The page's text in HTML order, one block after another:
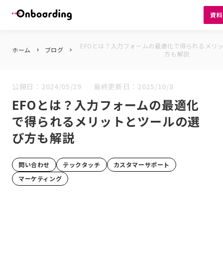
資
ホーム keyboard_arrow_right ブログ keyboard_arrow_right
EFOとは？入力フォームの最適化で得られるメリ
方も解説
公開日： 2024/05/29 最終更新日： 2025/10/8
EFOとは？入力フォームの最適化
で得られるメリットとツールの選
び方も解説
問い合わせ テックタッチ
カスタマーサポート
マーケティング